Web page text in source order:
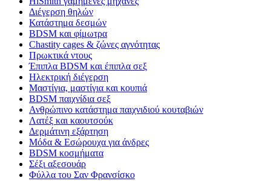
Διέγερση θηλών
Κατάστημα δεσμών
BDSM και φίμωτρα
Chastity cages & ζώνες αγνότητας
Πρωκτικά ντους
Έπιπλα BDSM και έπιπλα σεξ
Ηλεκτρική διέγερση
Μαστίγια, μαστίγια και κουπιά
BDSM παιχνίδια σεξ
Ανθρώπινο κατάστημα παιχνιδιού κουταβιών
Λατέξ και καουτσούκ
Δερμάτινη εξάρτηση
Μόδα & Εσώρουχα για άνδρες
BDSM κοσμήματα
Σέξι αξεσουάρ
Φύλλα του Σαν Φρανσίσκο